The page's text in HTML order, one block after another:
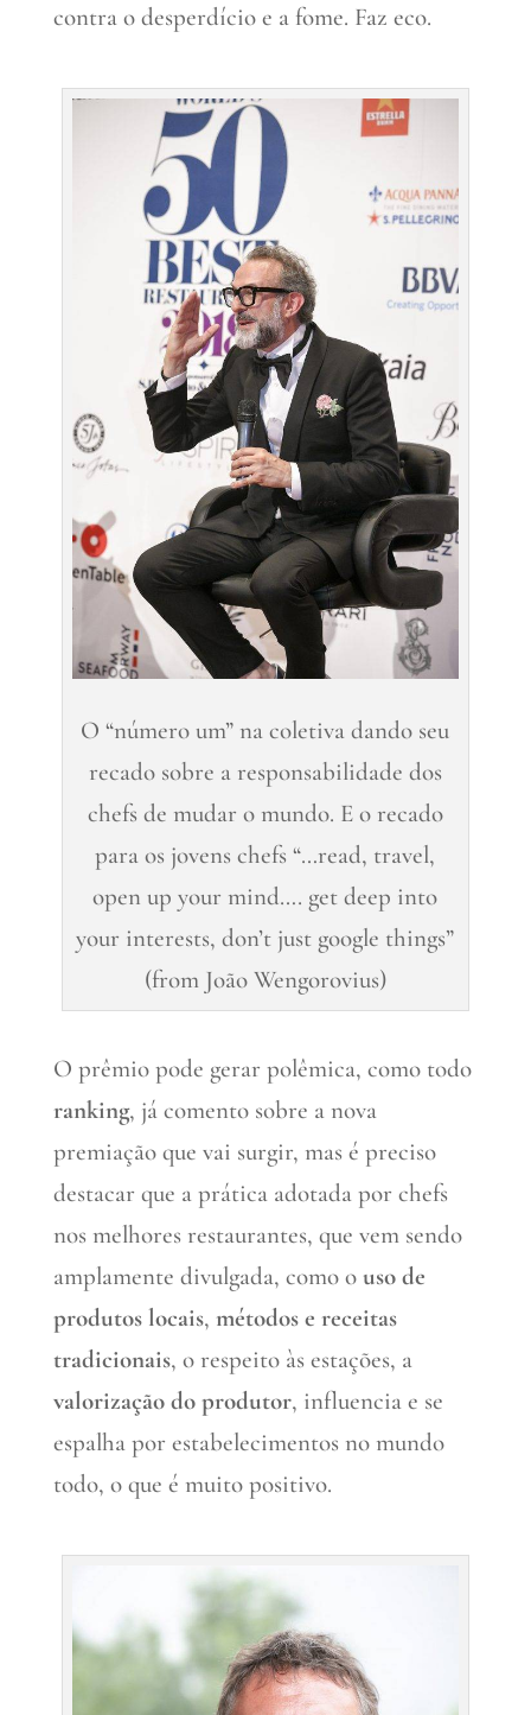
contra o desperdício e a fome. Faz eco.
O “número um” na coletiva dando seu
recado sobre a responsabilidade dos
chefs de mudar o mundo. E o recado
para os jovens chefs “…read, travel,
open up your mind…. get deep into
your interests, don’t just google things”
(from João Wengorovius)
O prêmio pode gerar polêmica, como todo
ranking, já comento sobre a nova
premiação que vai surgir, mas é preciso
destacar que a prática adotada por chefs
nos melhores restaurantes, que vem sendo
amplamente divulgada, como o uso de
produtos locais, métodos e receitas
tradicionais, o respeito às estações, a
valorização do produtor, influencia e se
espalha por estabelecimentos no mundo
todo, o que é muito positivo.